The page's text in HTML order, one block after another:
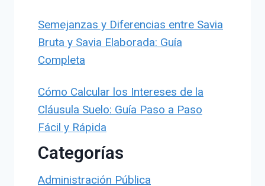
Semejanzas y Diferencias entre Savia
Bruta y Savia Elaborada: Guía
Completa
Cómo Calcular los Intereses de la
Cláusula Suelo: Guía Paso a Paso
Fácil y Rápida
Categorías
Administración Pública